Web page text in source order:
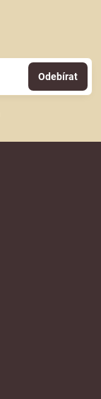
Odebírat